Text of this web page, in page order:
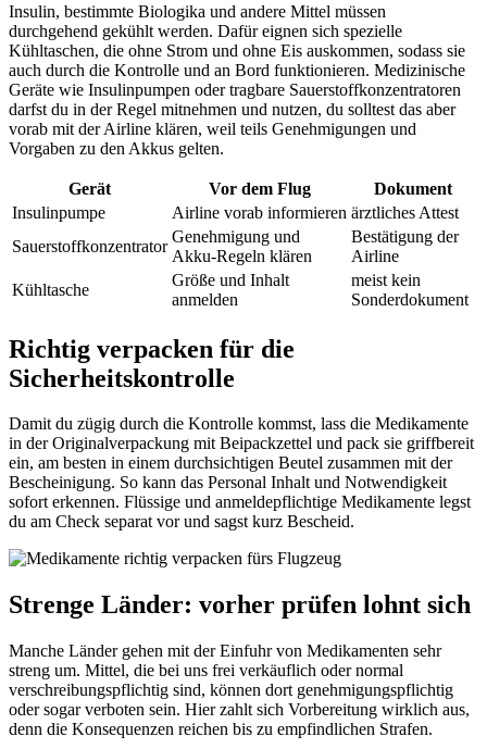
Insulin, bestimmte Biologika und andere Mittel müssen
durchgehend gekühlt werden. Dafür eignen sich spezielle
Kühltaschen, die ohne Strom und ohne Eis auskommen, sodass sie
auch durch die Kontrolle und an Bord funktionieren. Medizinische
Geräte wie Insulinpumpen oder tragbare Sauerstoffkonzentratoren
darfst du in der Regel mitnehmen und nutzen, du solltest das aber
vorab mit der Airline klären, weil teils Genehmigungen und
Vorgaben zu den Akkus gelten.
Gerät Vor dem Flug
Dokument
Insulinpumpe
Airline vorab informieren ärztliches Attest
Sauerstoffkonzentrator
Genehmigung und
Akku-Regeln klären
Bestätigung der
Airline
Kühltasche
Größe und Inhalt
anmelden
meist kein
Sonderdokument
Richtig verpacken für die
Sicherheitskontrolle
Damit du zügig durch die Kontrolle kommst, lass die Medikamente
in der Originalverpackung mit Beipackzettel und pack sie griffbereit
ein, am besten in einem durchsichtigen Beutel zusammen mit der
Bescheinigung. So kann das Personal Inhalt und Notwendigkeit
sofort erkennen. Flüssige und anmeldepflichtige Medikamente legst
du am Check separat vor und sagst kurz Bescheid.
Strenge Länder: vorher prüfen lohnt sich
Manche Länder gehen mit der Einfuhr von Medikamenten sehr
streng um. Mittel, die bei uns frei verkäuflich oder normal
verschreibungspflichtig sind, können dort genehmigungspflichtig
oder sogar verboten sein. Hier zahlt sich Vorbereitung wirklich aus,
denn die Konsequenzen reichen bis zu empfindlichen Strafen.